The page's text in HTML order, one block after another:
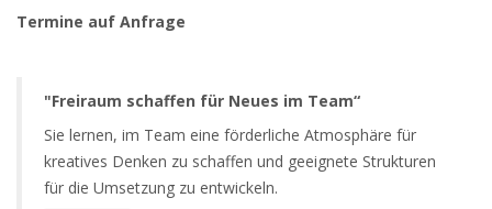
Termine auf Anfrage
"Freiraum schaffen für Neues im Team“
Sie lernen, im Team eine förderliche Atmosphäre für
kreatives Denken zu schaffen und geeignete Strukturen
für die Umsetzung zu entwickeln.